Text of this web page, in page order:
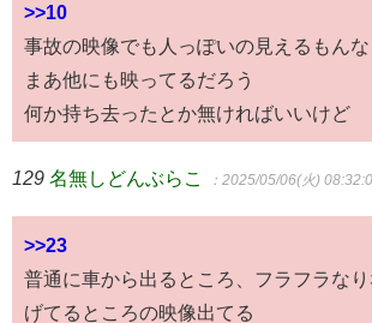
>>10
事故の映像でも人っぽいの見えるもんな
まあ他にも映ってるだろう
何か持ち去ったとか無ければいいけど
129 名無しどんぶらこ ：2025/05/06(火)
>>23
普通に車から出るところ、フラフラな
げてるところの映像出てる